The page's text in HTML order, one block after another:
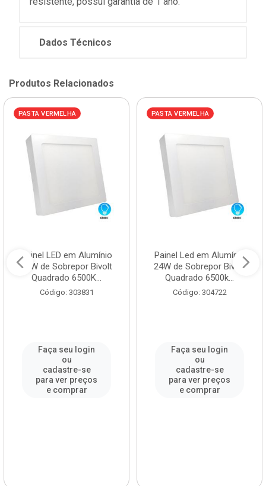
Dados Técnicos
Produtos Relacionados
PASTA VERMELHA
Painel LED em Alumínio
18W de Sobrepor Bivolt
Quadrado 6500K...
Código: 303831
Faça seu login
ou
cadastre-se
para ver preços
e comprar
PASTA VERMELHA
Painel Led em Alumínio
24W de Sobrepor Bivolt
Quadrado 6500k...
Código: 304722
Faça seu login
ou
cadastre-se
para ver preços
e comprar